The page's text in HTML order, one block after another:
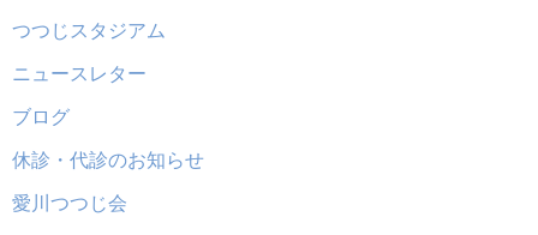
つつじスタジアム
ニュースレター
ブログ
休診・代診のお知らせ
愛川つつじ会